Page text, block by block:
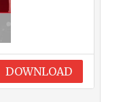
DOWNLOAD